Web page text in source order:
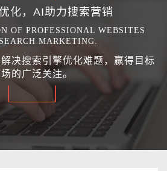
化，AI助力搜索营销
OF PROFESSIONAL WEBSITES
MARKETING.
决搜索引擎优化难题，赢得目标
的广泛关注。